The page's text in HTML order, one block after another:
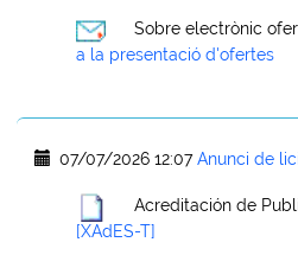
Sobre electrònic
a la presentació d'ofertes
07/07/2026 12:07Anunci de
Acreditación de
[XAdES-T]